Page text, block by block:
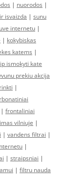
| nuorodos |
isvaizda | sunu
internetu |
| kokybiskas
katems |
ismokyti kate
prekiu akcija
|
| frontaliniai
vilniuje |
| vandens filtrai |
|
| straipsniai |
| filtru nauda